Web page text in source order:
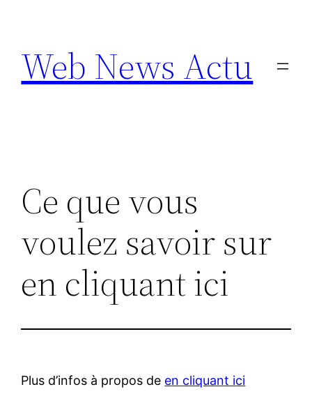
contenu
Web News Actu
Ce que vous
voulez savoir sur
en cliquant ici
Plus d’infos à propos de en cliquant ici